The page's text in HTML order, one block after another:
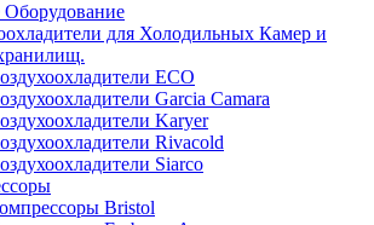
для Холодильных Камер и
ECO
Garcia Camara
Karyer
Rivacold
Siarco
Bristol